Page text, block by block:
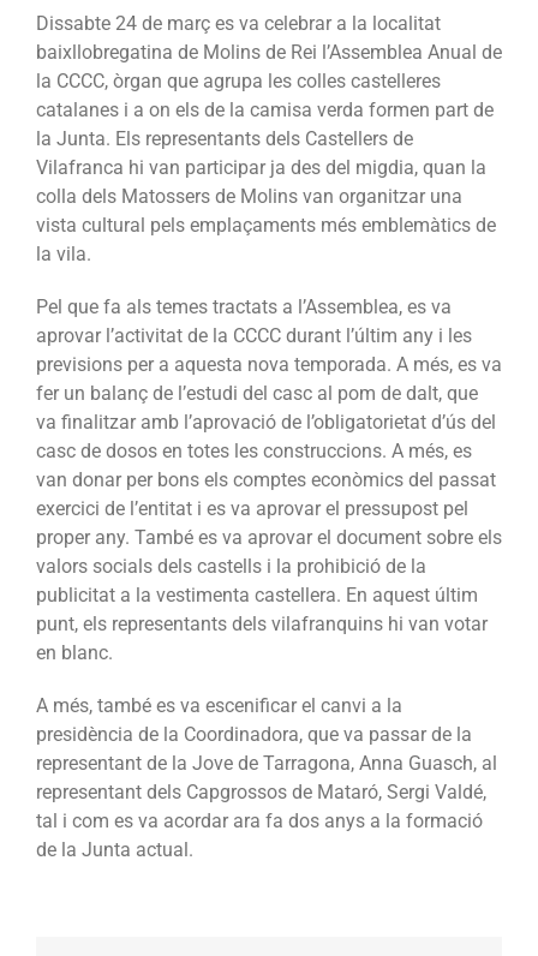
Dissabte 24 de març es va celebrar a la localitat
baixllobregatina de Molins de Rei l’Assemblea Anual de
la CCCC, òrgan que agrupa les colles castelleres
catalanes i a on els de la camisa verda formen part de
la Junta. Els representants dels Castellers de
Vilafranca hi van participar ja des del migdia, quan la
colla dels Matossers de Molins van organitzar una
vista cultural pels emplaçaments més emblemàtics de
la vila.
Pel que fa als temes tractats a l’Assemblea, es va
aprovar l’activitat de la CCCC durant l’últim any i les
previsions per a aquesta nova temporada. A més, es va
fer un balanç de l’estudi del casc al pom de dalt, que
va finalitzar amb l’aprovació de l’obligatorietat d’ús del
casc de dosos en totes les construccions. A més, es
van donar per bons els comptes econòmics del passat
exercici de l’entitat i es va aprovar el pressupost pel
proper any. També es va aprovar el document sobre els
valors socials dels castells i la prohibició de la
publicitat a la vestimenta castellera. En aquest últim
punt, els representants dels vilafranquins hi van votar
en blanc.
A més, també es va escenificar el canvi a la
presidència de la Coordinadora, que va passar de la
representant de la Jove de Tarragona, Anna Guasch, al
representant dels Capgrossos de Mataró, Sergi Valdé,
tal i com es va acordar ara fa dos anys a la formació
de la Junta actual.